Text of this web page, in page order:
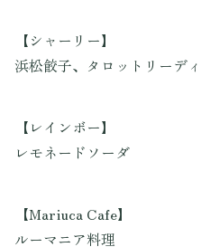
【シャーリー】
浜松餃子、タロットリーデ
【レインボー】
レモネードソーダ
【Mariuca Cafe】
ルーマニア料理